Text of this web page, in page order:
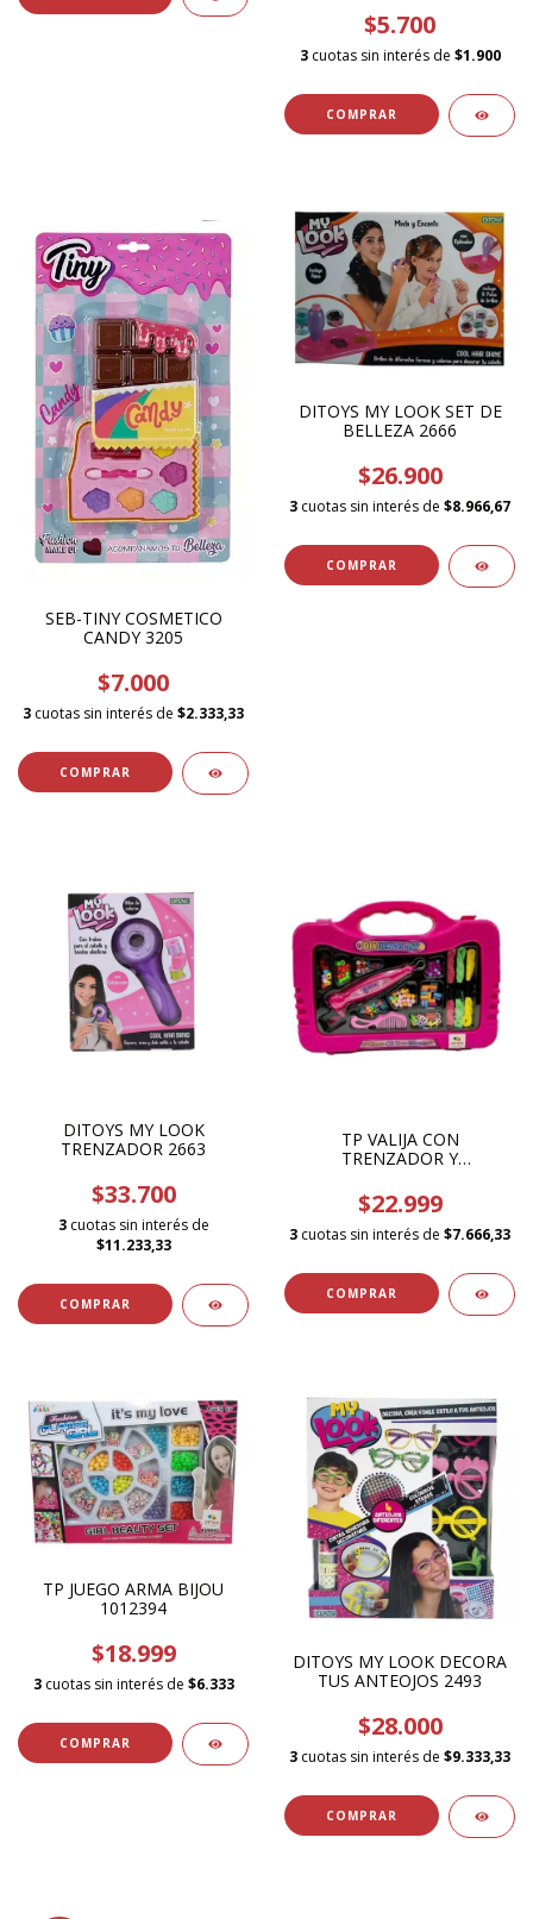
$5.700
3 cuotas sin interés de $1.900
SEB-TINY COSMETICO
CANDY 3205
$7.000
3 cuotas sin interés de $2.333,33
DITOYS MY LOOK SET DE
BELLEZA 2666
$26.900
3 cuotas sin interés de $8.966,67
DITOYS MY LOOK
TRENZADOR 2663
$33.700
3 cuotas sin interés de
$11.233,33
TP VALIJA CON
TRENZADOR Y
$22.999
3 cuotas sin interés de $7.666,33
TP JUEGO ARMA BIJOU
1012394
$18.999
3 cuotas sin interés de $6.333
DITOYS MY LOOK DECORA
TUS ANTEOJOS 2493
$28.000
3 cuotas sin interés de $9.333,33